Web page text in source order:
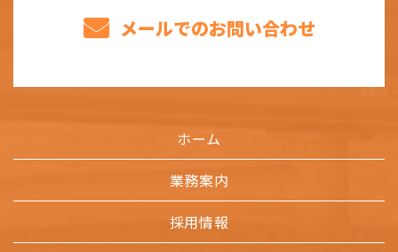
メールでのお問い合わせ
ホーム
業務案内
採用情報